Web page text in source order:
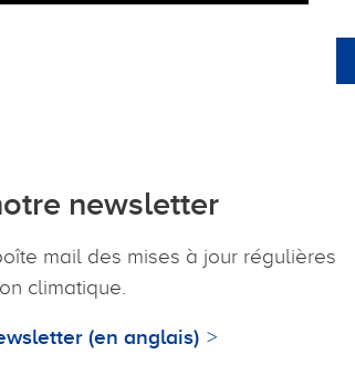
newsletter
mail des mises à jour régulières
climatique.
(en anglais)